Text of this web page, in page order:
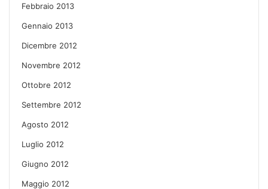
Febbraio 2013
Gennaio 2013
Dicembre 2012
Novembre 2012
Ottobre 2012
Settembre 2012
Agosto 2012
Luglio 2012
Giugno 2012
Maggio 2012